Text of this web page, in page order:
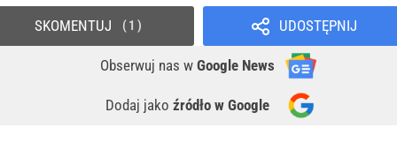
UDOSTĘPNIJ
Obserwuj nas w Google News
Dodaj jako źródło w Google
SKOMENTUJ 1